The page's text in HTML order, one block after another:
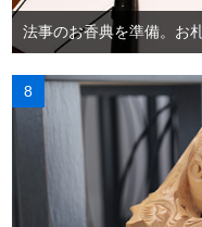
法事のお香典を準備。お